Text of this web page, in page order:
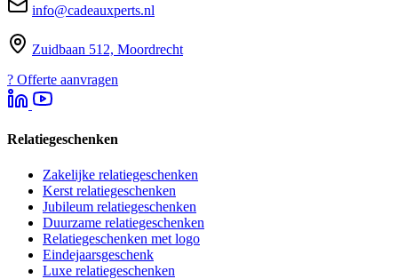
info@cadeauxperts.nl
Zuidbaan 512, Moordrecht
? Offerte aanvragen
Relatiegeschenken
Zakelijke relatiegeschenken
Kerst relatiegeschenken
Jubileum relatiegeschenken
Duurzame relatiegeschenken
Relatiegeschenken met logo
Eindejaarsgeschenk
Luxe relatiegeschenken